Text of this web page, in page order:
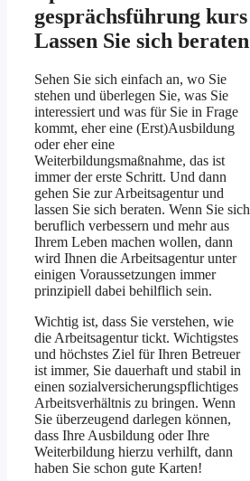
Lassen Sie sich beraten
Sehen Sie sich einfach an, wo Sie
stehen und überlegen Sie, was Sie
interessiert und was für Sie in Frage
kommt, eher eine (Erst)Ausbildung
oder eher eine
Weiterbildungsmaßnahme, das ist
immer der erste Schritt. Und dann
gehen Sie zur Arbeitsagentur und
lassen Sie sich beraten. Wenn Sie sich
beruflich verbessern und mehr aus
Ihrem Leben machen wollen, dann
wird Ihnen die Arbeitsagentur unter
einigen Voraussetzungen immer
prinzipiell dabei behilflich sein.
Wichtig ist, dass Sie verstehen, wie
die Arbeitsagentur tickt. Wichtigstes
und höchstes Ziel für Ihren Betreuer
ist immer, Sie dauerhaft und stabil in
einen sozialversicherungspflichtiges
Arbeitsverhältnis zu bringen. Wenn
Sie überzeugend darlegen können,
dass Ihre Ausbildung oder Ihre
Weiterbildung hierzu verhilft, dann
haben Sie schon gute Karten!